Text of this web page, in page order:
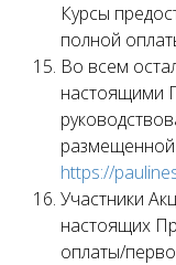
Курсы
полной
Во всем
настоящими
размещенной
https://
Участники
настоящих
оплаты/